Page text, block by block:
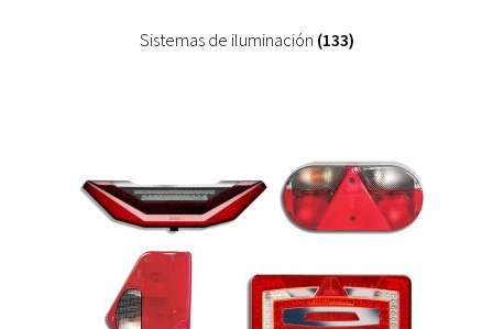
Sistemas de iluminación (133)